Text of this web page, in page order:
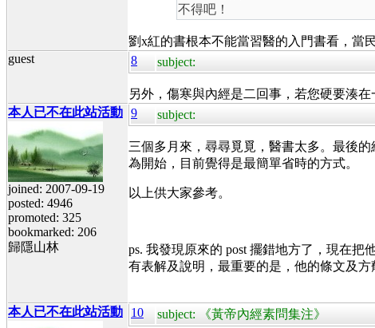
不得吧！
劉x紅的書根本不能當習醫的入門書看，當
guest
8 subject:
另外，傷寒與內經是二回事，若您硬要湊
本人已不在此站活動
joined: 2007-09-19
posted: 4946
promoted: 325
bookmarked: 206
歸隱山林
9 subject:
三個多月來，尋尋覓覓，醫書太多。最後
為開始，目前覺得是最簡單省時的方式。
以上供大家參考。
ps. 我發現原來的 post 擺錯地方了，現在
有表解及說明，最重要的是，他的條文及
本人已不在此站活動 10 subject: 《黃帝內經素問集注》